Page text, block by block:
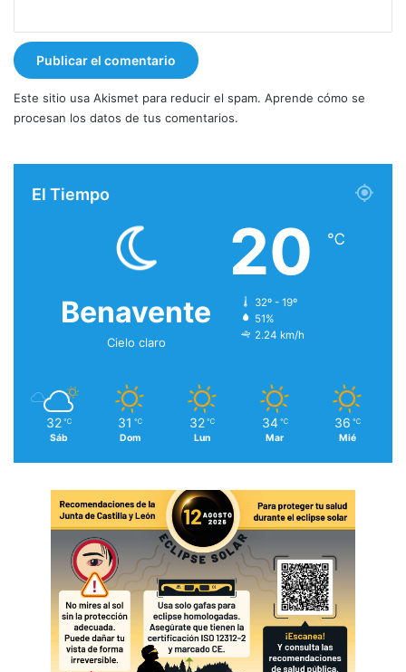
Este sitio usa Akismet para reducir el spam. Aprende cómo se
procesan los datos de tus comentarios.
El Tiempo
Benavente
Cielo claro
20 ℃
32º - 19º
51%
2.24 km/h
32 ℃
Sáb
31 ℃
Dom
32 ℃
Lun
34 ℃
Mar
36 ℃
Mié